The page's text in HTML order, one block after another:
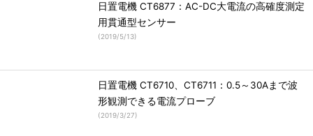
日置電機 CT6877：AC-DC大電流の高確度測定
用貫通型センサー
(2019/5/13)
日置電機 CT6710、CT6711：0.5～30Aまで波
形観測できる電流プローブ
(2019/3/27)